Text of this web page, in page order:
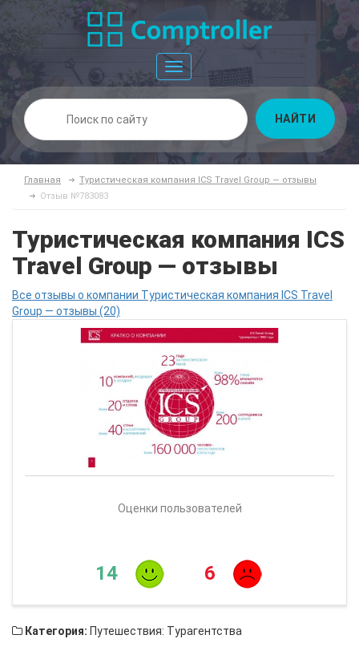
Toggle
navigation
НАЙТИ
Главная
Туристическая компания ICS Travel Group — отзывы
Отзыв №783083
Туристическая компания ICS
Travel Group — отзывы
Все отзывы о компании Туристическая компания ICS Travel
Group — отзывы (20)
Оценки пользователей
14 6
Категория: Путешествия: Турагентства